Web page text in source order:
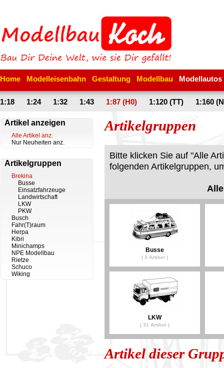
Home Modelleisenbahn Gestaltung Modellbau Modellautos
1:18 1:24 1:32 1:43 1:87 (H0) 1:120 (TT) 1:160
Artikel anzeigen
Alle Artikel anz.
Nur Neuheiten anz.
Artikelgruppen
Brekina
Busse
Einsatzfahrzeuge
Landwirtschaft
LKW
PKW
Busch
Fahr(T)raum
Herpa
Kibri
Minichamps
NPE Modellbau
Rietze
Schuco
Wiking
Artikelgruppen
Bitte klicken Sie auf "Alle
folgenden Artikelgruppen,
Busse
( 3 Artikel )
LKW
( 31 Artikel )
Artikel dieser